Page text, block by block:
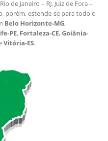
de Janeiro – RJ, Juiz de Fora –
porém, estende-se para todo o
Belo Horizonte-MG,
PE, Fortaleza-CE,Goiânia-
Vitória-ES.